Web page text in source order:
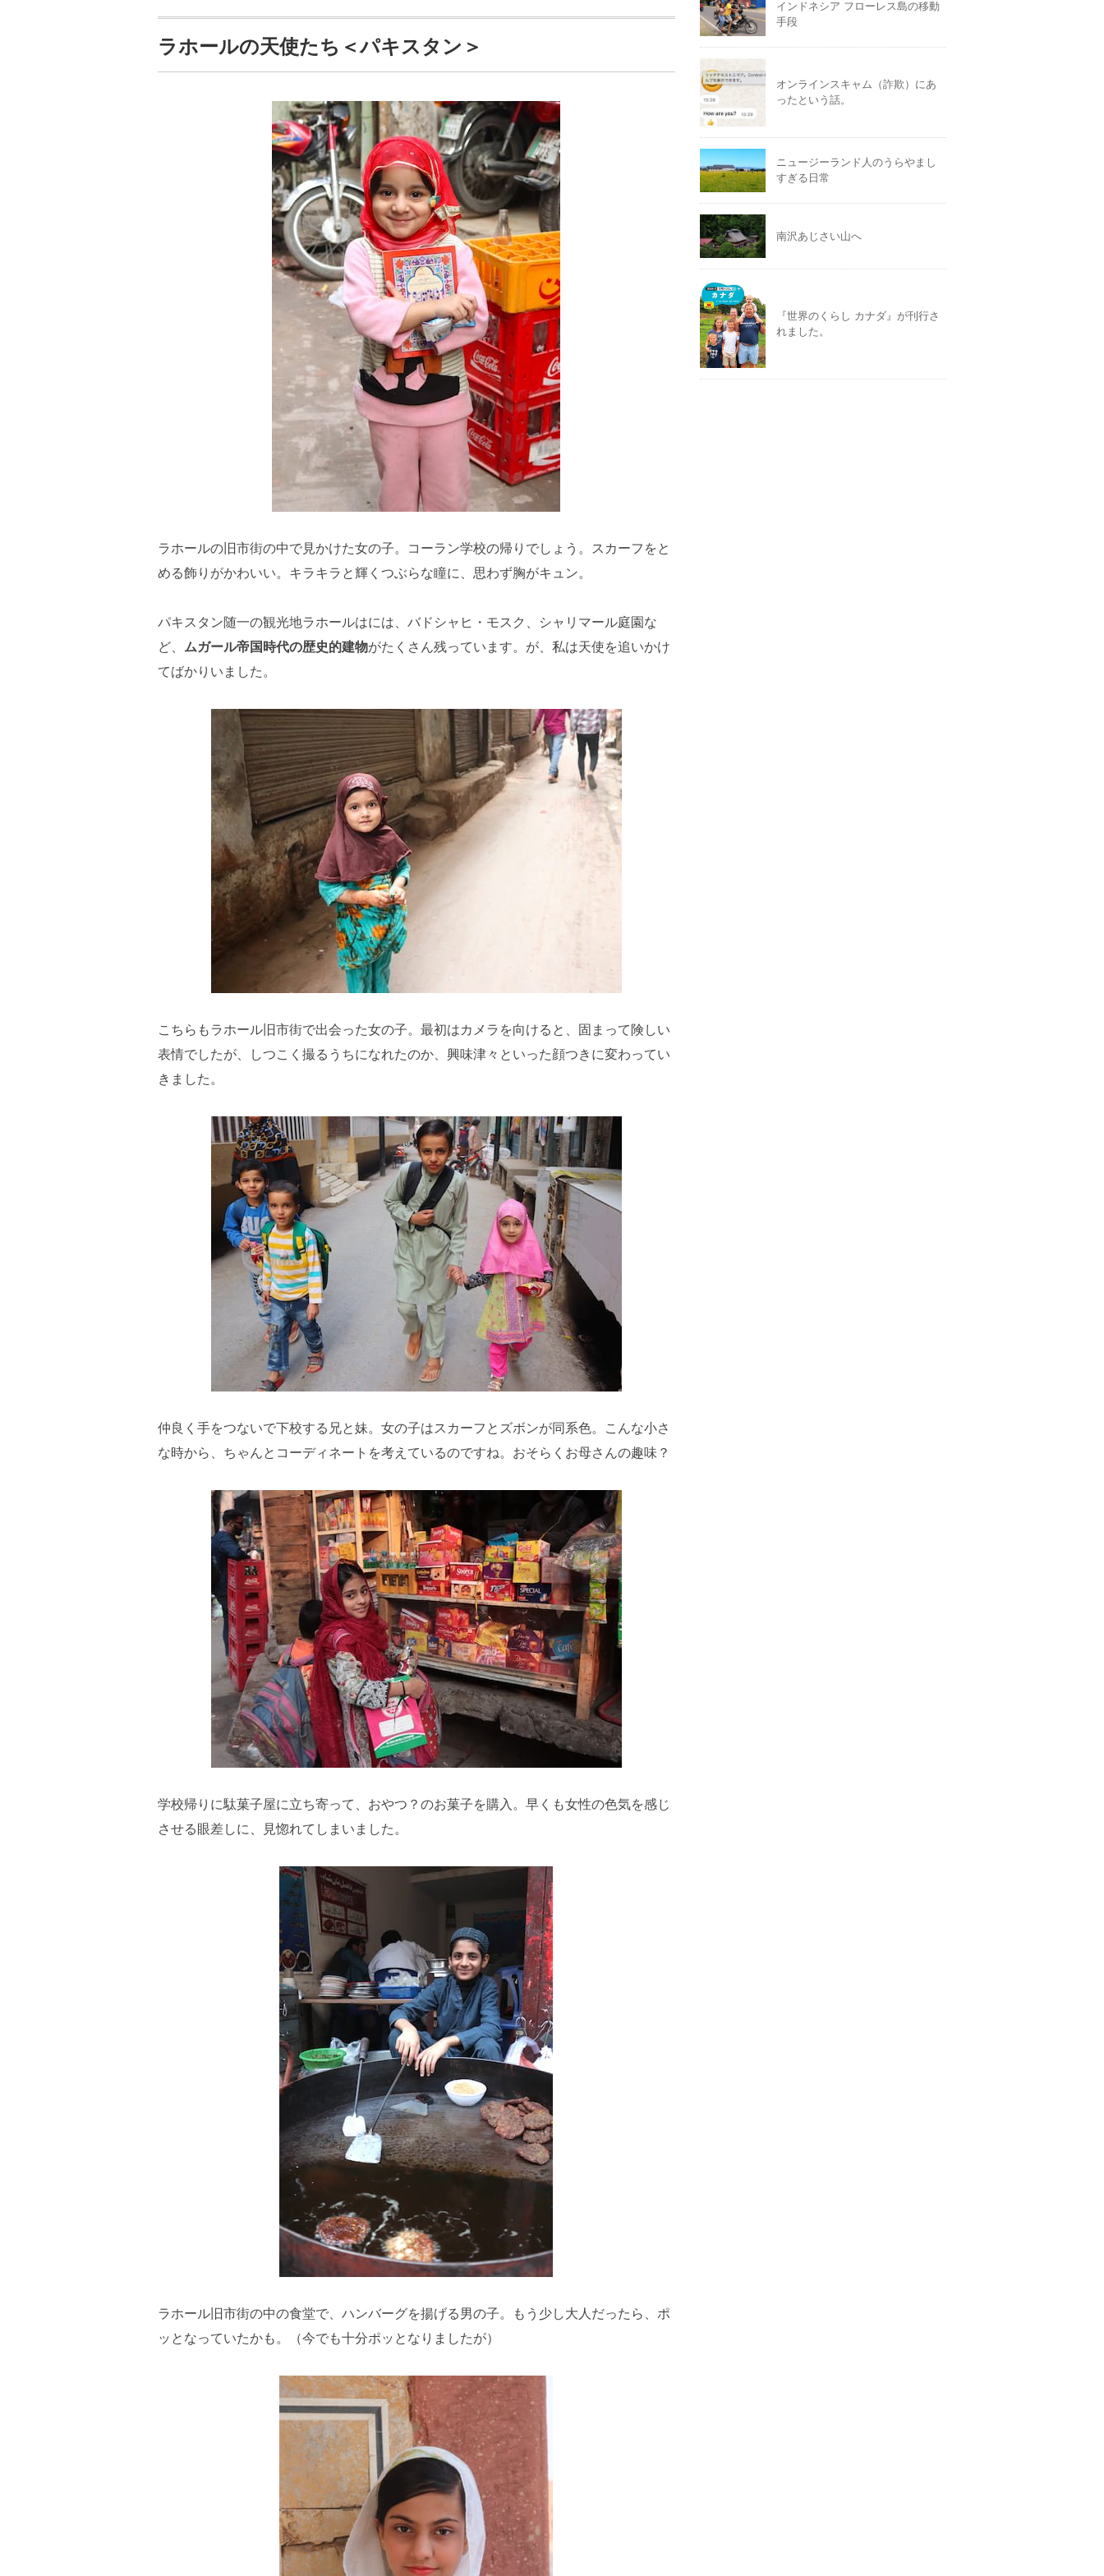
ラホールの天使たち＜パキスタン＞
ラホールの旧市街の中で見かけた女の子。コーラン学校の帰りでしょう。スカーフをと
める飾りがかわいい。キラキラと輝くつぶらな瞳に、思わず胸がキュン。
パキスタン随一の観光地ラホールはには、バドシャヒ・モスク、シャリマール庭園な
ど、 ムガール帝国時代の歴史的建物がたくさん残っています。が、私は天使を追いかけ
てばかりいました。
こちらもラホール旧市街で出会った女の子。最初はカメラを向けると、固まって険しい
表情でしたが、しつこく撮るうちになれたのか、興味津々といった顔つきに変わってい
きました。
仲良く手をつないで下校する兄と妹。女の子はスカーフとズボンが同系色。こんな小さ
な時から、ちゃんとコーディネートを考えているのですね。おそらくお母さんの趣味？
学校帰りに駄菓子屋に立ち寄って、おやつ？のお菓子を購入。早くも女性の色気を感じ
させる眼差しに、見惚れてしまいました。
ラホール旧市街の中の食堂で、ハンバーグを揚げる男の子。もう少し大人だったら、ポ
ッとなっていたかも。（今でも十分ポッとなりましたが）
インドネシア フローレス島の移動
手段
オンラインスキャム（詐欺）にあ
ったという話。
ニュージーランド人のうらやまし
すぎる日常
南沢あじさい山へ
『世界のくらし カナダ』が刊行さ
れました。